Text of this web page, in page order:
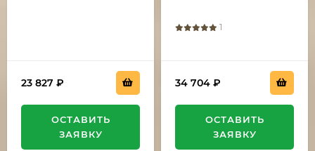
23 827 ₽
ОСТАВИТЬ
ЗАЯВКУ
1
34 704 ₽
ОСТАВИТЬ
ЗАЯВКУ